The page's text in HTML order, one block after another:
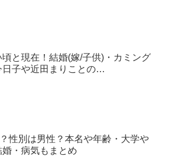
と現在！結婚(嫁/子供)・カミング
日子や近田まりことの…
性別は男性？本名や年齢・大学や
・病気もまとめ